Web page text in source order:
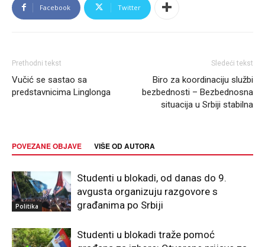
Facebook Twitter
Prethodni tekst
Vučić se sastao sa
predstavnicima Linglonga
Sledeći tekst
Biro za koordinaciju službi
bezbednosti – Bezbednosna
situacija u Srbiji stabilna
POVEZANE OBJAVE VIŠE OD AUTORA
Politika
Studenti u blokadi, od danas do 9.
avgusta organizuju razgovore s
građanima po Srbiji
Studenti u blokadi traže pomoć